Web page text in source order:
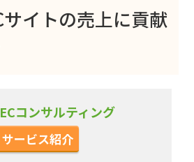
イトの売上に貢献
コンサルティング
サービス紹介